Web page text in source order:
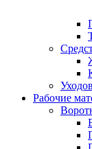
Рабочие